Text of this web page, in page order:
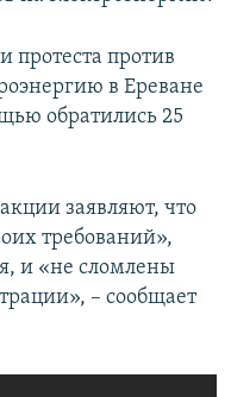
протеста против
в Ереване
обратились 25
заявляют, что
требований»,
и «не сломлены
– сообщает